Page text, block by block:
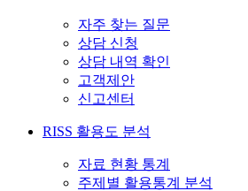
자주 찾는 질문
상담 신청
상담 내역 확인
고객제안
신고센터
RISS 활용도 분석
자료 현황 통계
주제별 활용통계 분석